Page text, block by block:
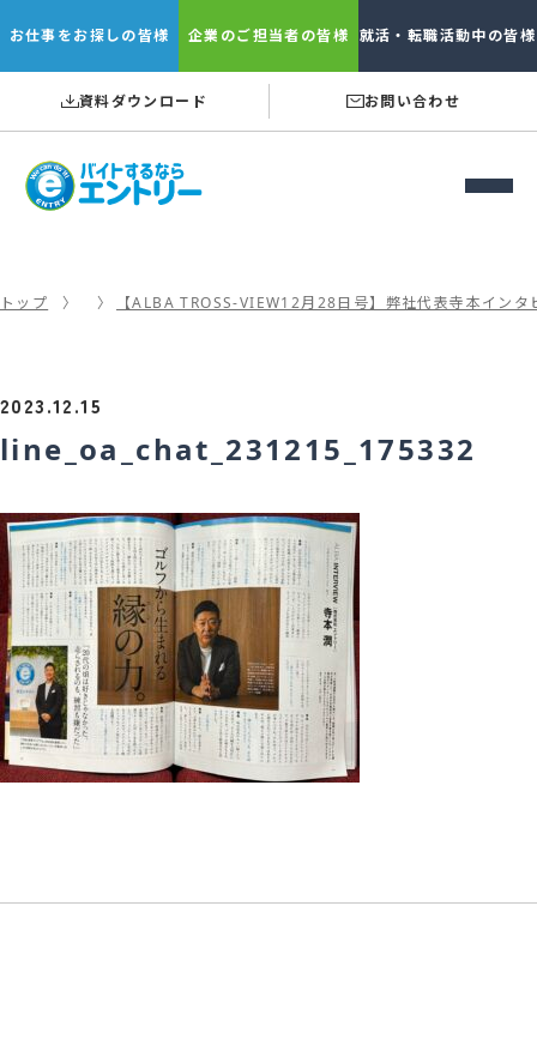
お仕事をお探しの皆様 企業のご担当者の皆様 就活・転職活動中の皆様
資料ダウンロード お問い合わせ
トップ 【ALBA TROSS-VIEW12月28日号】弊社代表寺本イン
2023.12.15
line_oa_chat_231215_175332